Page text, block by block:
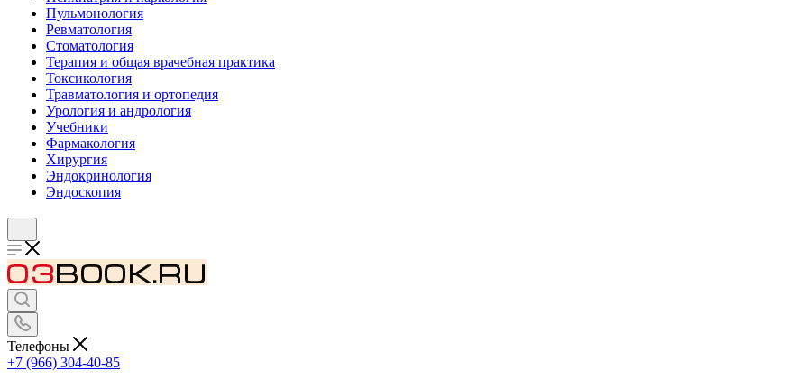
Пульмонология
Ревматология
Стоматология
Терапия и общая врачебная практика
Токсикология
Травматология и ортопедия
Урология и андрология
Учебники
Фармакология
Хирургия
Эндокринология
Эндоскопия
Телефоны
+7 (966) 304-40-85